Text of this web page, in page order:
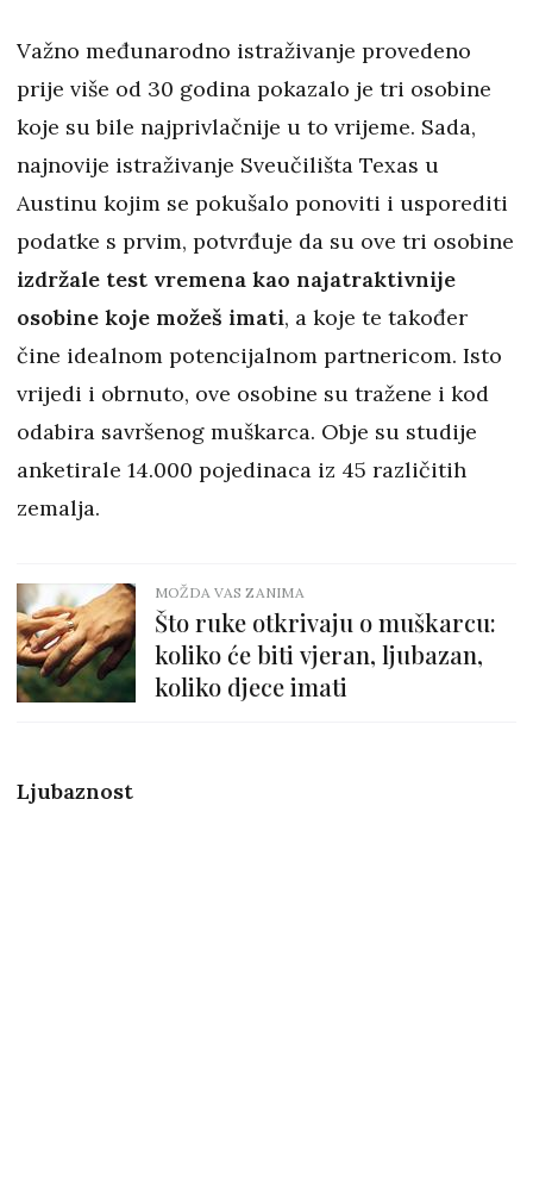
Važno međunarodno istraživanje provedeno
prije više od 30 godina pokazalo je tri osobine
koje su bile najprivlačnije u to vrijeme. Sada,
najnovije istraživanje Sveučilišta Texas u
Austinu kojim se pokušalo ponoviti i usporediti
podatke s prvim, potvrđuje da su ove tri osobine
izdržale test vremena kao najatraktivnije
osobine koje možeš imati, a koje te također
čine idealnom potencijalnom partnericom. Isto
vrijedi i obrnuto, ove osobine su tražene i kod
odabira savršenog muškarca. Obje su studije
anketirale 14.000 pojedinaca iz 45 različitih
zemalja.
MOŽDA VAS ZANIMA
Što ruke otkrivaju o muškarcu:
koliko će biti vjeran, ljubazan,
koliko djece imati
Ljubaznost